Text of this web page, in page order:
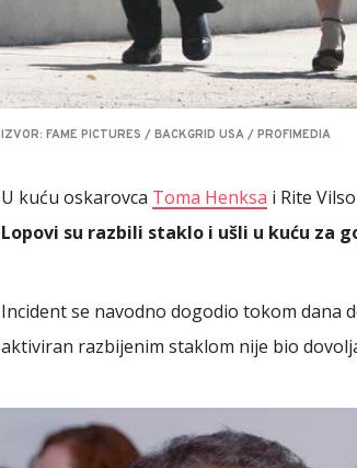
IZVOR: FAME PICTURES / BACKGRID USA / PROFIMEDIA
U kuću oskarovca Toma Henksa i Rite
Lopovi su razbili staklo i ušli u kuću za
Incident se navodno dogodio tokom dana
aktiviran razbijenim staklom nije bio